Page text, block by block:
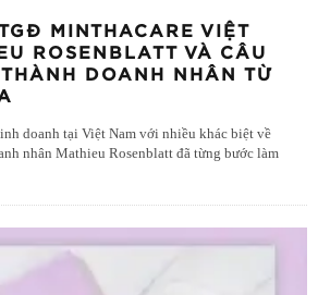
MINTHACARE VIỆT
ROSENBLATT VÀ CÂU
DOANH NHÂN TỪ
doanh tại Việt Nam với nhiều khác biệt về
nhân Mathieu Rosenblatt đã từng bước làm